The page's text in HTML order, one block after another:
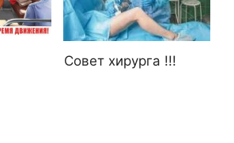
Совет хирурга !!!